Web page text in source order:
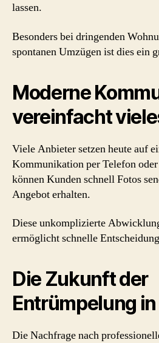
lassen.
Besonders bei dringenden
spontanen Umzügen ist dies ein
Moderne
vereinfacht
Viele Anbieter setzen heute auf
Kommunikation per Telefon
können Kunden schnell Fotos
Angebot erhalten.
Diese unkomplizierte
ermöglicht schnelle
Die Zukunft der
Entrümpelung
Die Nachfrage nach